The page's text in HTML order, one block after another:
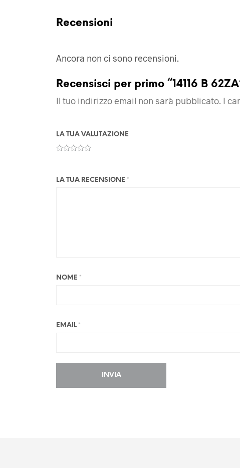
Recensioni
Ancora non ci sono recensioni.
Recensisci per primo “14116 B
Il tuo indirizzo email non sarà pubblicato. I
LA TUA VALUTAZIONE
LA TUA RECENSIONE *
NOME *
EMAIL *